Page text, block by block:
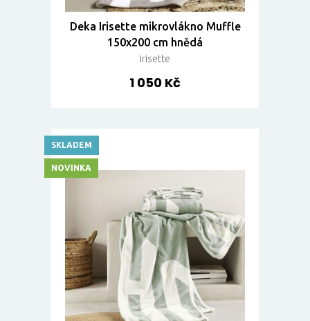
Deka Irisette mikrovlákno Muffle
150x200 cm hnědá
Irisette
1 050 Kč
SKLADEM
NOVINKA